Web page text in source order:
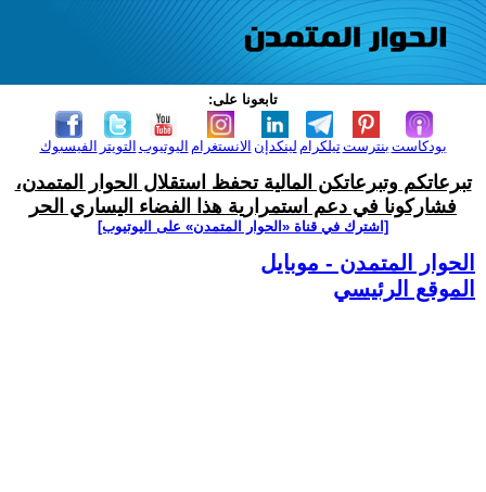
تابعونا على:
الفيسبوك التويتر اليوتيوب الانستغرام لينكدإن تيلكرامبنترست بودكاست
تبرعاتكم وتبرعاتكن المالية تحفظ استقلال الحوار المتمدن،
فشاركونا في دعم استمرارية هذا الفضاء اليساري الحر
[اشترك في قناة ‫«الحوار المتمدن» على اليوتيوب]
الحوار المتمدن - موبايل
الموقع الرئيسي